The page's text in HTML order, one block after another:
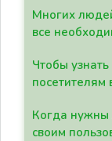
Многих
все
Чтобы
посетителям
Когда нужны
своим